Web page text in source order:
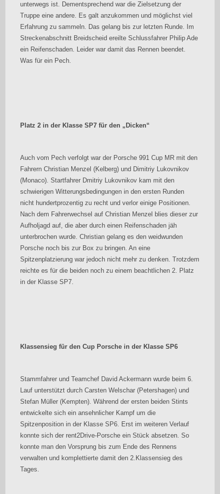
unterwegs ist. Dementsprechend war die Zielsetzung der
Truppe eine andere. Es galt anzukommen und möglichst viel
Erfahrung zu sammeln. Das gelang bis zur letzten Runde. Im
Streckenabschnitt Breidscheid ereilte Schlussfahrer Philip Ade
ein Reifenschaden. Leider war damit das Rennen beendet.
Was für ein Pech.
Platz 2 in der Klasse SP7 für den „Dicken“
Auch vom Pech verfolgt war der Porsche 991 Cup MR mit den
Fahrern Christian Menzel (Kelberg) und Dimitriy Lukovnikov
(Monaco). Startfahrer Dmitriy Lukovnikov kam mit den
schwierigen Witterungsbedingungen in den ersten Runden
nicht hundertprozentig zu recht und verlor einige Positionen.
Nach dem Fahrerwechsel auf Christian Menzel blies dieser zur
Aufholjagd auf, die aber durch einen Reifenschaden jäh
unterbrochen wurde. Christian gelang es den weidwunden
Porsche noch bis zur Box zu bringen. An eine
Spitzenplatzierung war jedoch nicht mehr zu denken. Trotzdem
reichte es für die beiden noch zu einem beachtlichen 2. Platz
in der Klasse SP7.
Klassensieg für den Cup Porsche in der Klasse SP6
Stammfahrer und Teamchef David Ackermann wurde beim 6.
Lauf unterstützt durch Carsten Welschar (Petershagen) und
Stefan Müller (Kempten). Während der ersten beiden Stints
entwickelte sich ein ansehnlicher Kampf um die
Spitzenposition in der Klasse SP6. Erst im weiteren Verlauf
konnte sich der rent2Drive-Porsche ein Stück absetzen. So
konnte man den Vorsprung bis zum Ende des Rennens
verwalten und komplettierte damit den 2.Klassensieg des
Tages.